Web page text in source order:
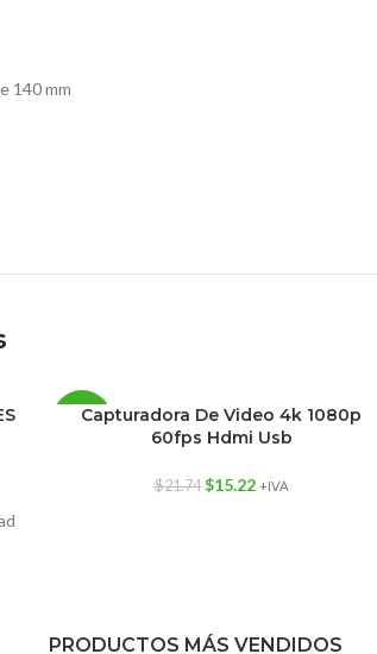
140 mm
-30%
Capturadora De Video 4k 1080p
60fps Hdmi Usb
$21.74 $15.22 +IVA
PRODUCTOS MÁS VENDIDOS